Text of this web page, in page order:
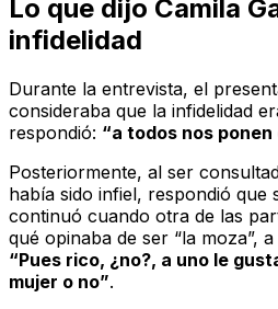
Lo que dijo Camila
infidelidad
Durante la entrevista, el
consideraba que la infidelidad
respondió: “a todos nos
Posteriormente, al ser
había sido infiel, respondió que
continuó cuando otra de las
qué opinaba de ser “la moza”,
“Pues rico, ¿no?, a uno le
mujer o no”.